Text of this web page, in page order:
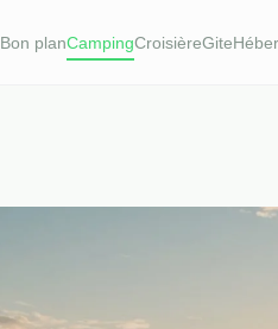
Bon planCampingCroisièreGite